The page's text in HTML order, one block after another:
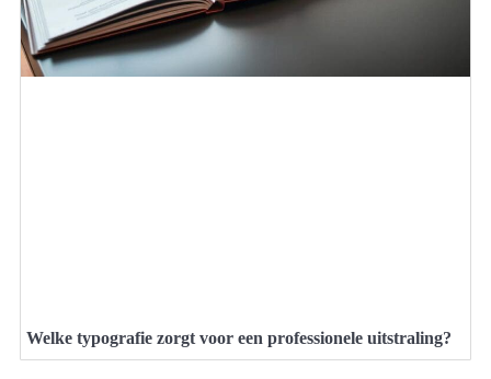
Welke typografie zorgt voor een professionele uitstraling?